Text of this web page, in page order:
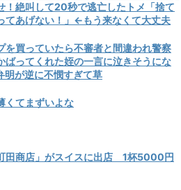
！絶叫して20秒で逃亡したトメ「捨て
てあげない！」←もう来なくて大丈夫
を買っていたら不審者と間違われ警察
ばってくれた姪の一言に泣きそうにな
明が逆に不憫すぎて草
くてまずいよな
田商店」がスイスに出店 1杯5000円